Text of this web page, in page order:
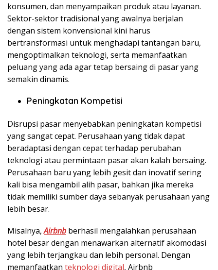
konsumen, dan menyampaikan produk atau layanan.
Sektor-sektor tradisional yang awalnya berjalan
dengan sistem konvensional kini harus
bertransformasi untuk menghadapi tantangan baru,
mengoptimalkan teknologi, serta memanfaatkan
peluang yang ada agar tetap bersaing di pasar yang
semakin dinamis.
Peningkatan Kompetisi
Disrupsi pasar menyebabkan peningkatan kompetisi
yang sangat cepat. Perusahaan yang tidak dapat
beradaptasi dengan cepat terhadap perubahan
teknologi atau permintaan pasar akan kalah bersaing.
Perusahaan baru yang lebih gesit dan inovatif sering
kali bisa mengambil alih pasar, bahkan jika mereka
tidak memiliki sumber daya sebanyak perusahaan yang
lebih besar.
Misalnya,Airbnb berhasil mengalahkan perusahaan
hotel besar dengan menawarkan alternatif akomodasi
yang lebih terjangkau dan lebih personal. Dengan
memanfaatkan teknologi digital, Airbnb